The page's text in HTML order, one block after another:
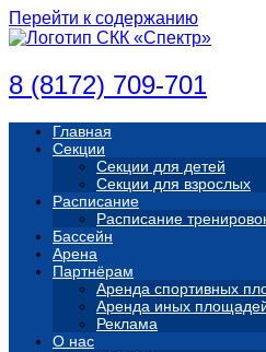
Перейти к содержанию
8 (8172) 709-701
Главная
Секции
Секции для детей
Секции для взрослых
Расписание
Расписание
Бассейн
Арена
Партнёрам
Аренда спортивных
Аренда иных
Реклама
О нас